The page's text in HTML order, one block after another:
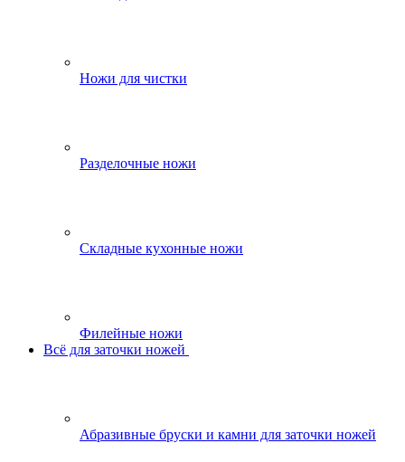
Ножи для чистки
Разделочные ножи
Складные кухонные ножи
Филейные ножи
Всё для заточки ножей
Абразивные бруски и камни для заточки ножей